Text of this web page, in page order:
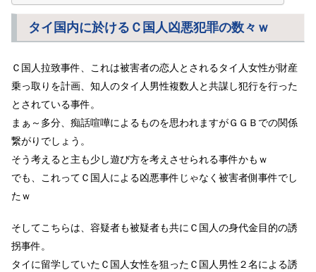
タイ国内に於けるＣ国人凶悪犯罪の数々ｗ
Ｃ国人拉致事件、これは被害者の恋人とされるタイ人女性が財産
乗っ取りを計画、知人のタイ人男性複数人と共謀し犯行を行った
とされている事件。
まぁ～多分、痴話喧嘩によるものを思われますがＧＧＢでの関係
繋がりでしょう。
そう考えると主も少し遊び方を考えさせられる事件かもｗ
でも、これってＣ国人による凶悪事件じゃなく被害者側事件でし
たｗ
そしてこちらは、容疑者も被疑者も共にＣ国人の身代金目的の誘
拐事件。
タイに留学していたＣ国人女性を狙ったＣ国人男性２名による誘